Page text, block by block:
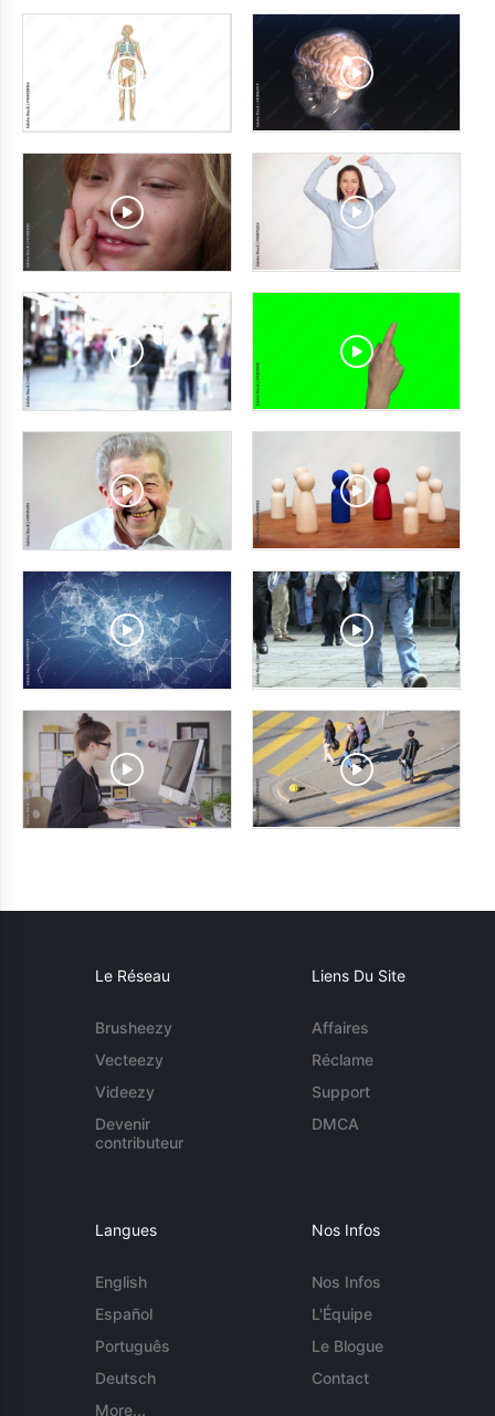
Le Réseau
Brusheezy
Vecteezy
Videezy
Devenir
contributeur
Liens Du Site
Affaires
Réclame
Support
DMCA
Langues
English
Español
Português
Deutsch
More...
Nos Infos
Nos Infos
L'Équipe
Le Blogue
Contact